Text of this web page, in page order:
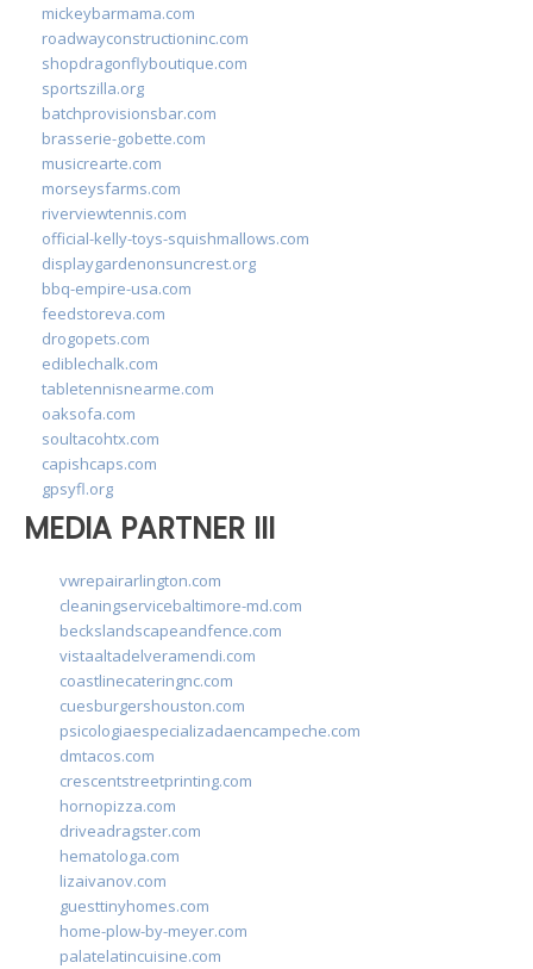
mickeybarmama.com
roadwayconstructioninc.com
shopdragonflyboutique.com
sportszilla.org
batchprovisionsbar.com
brasserie-gobette.com
musicrearte.com
morseysfarms.com
riverviewtennis.com
official-kelly-toys-squishmallows.com
displaygardenonsuncrest.org
bbq-empire-usa.com
feedstoreva.com
drogopets.com
ediblechalk.com
tabletennisnearme.com
oaksofa.com
soultacohtx.com
capishcaps.com
gpsyfl.org
MEDIA PARTNER III
vwrepairarlington.com
cleaningservicebaltimore-md.com
beckslandscapeandfence.com
vistaaltadelveramendi.com
coastlinecateringnc.com
cuesburgershouston.com
psicologiaespecializadaencampeche.com
dmtacos.com
crescentstreetprinting.com
hornopizza.com
driveadragster.com
hematologa.com
lizaivanov.com
guesttinyhomes.com
home-plow-by-meyer.com
palatelatincuisine.com